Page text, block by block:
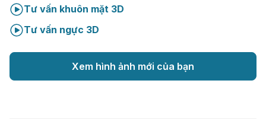
Tư vấn khuôn mặt 3D
Tư vấn ngực 3D
Xem hình ảnh mới của bạn